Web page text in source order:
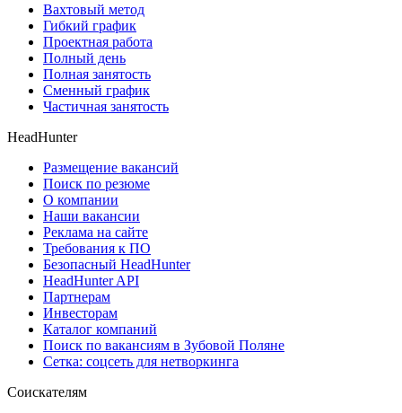
Вахтовый метод
Гибкий график
Проектная работа
Полный день
Полная занятость
Сменный график
Частичная занятость
HeadHunter
Размещение вакансий
Поиск по резюме
О компании
Наши вакансии
Реклама на сайте
Требования к ПО
Безопасный HeadHunter
HeadHunter API
Партнерам
Инвесторам
Каталог компаний
Поиск по вакансиям в Зубовой Поляне
Сетка: соцсеть для нетворкинга
Соискателям